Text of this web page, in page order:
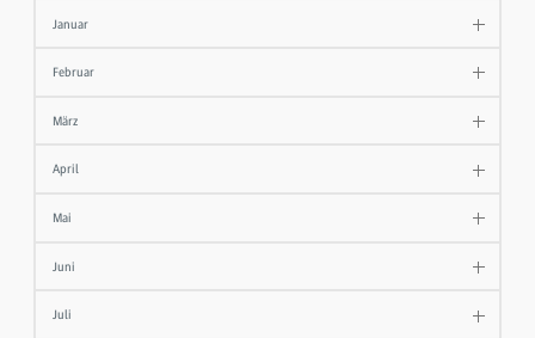
Januar
Februar
März
April
Mai
Juni
Juli